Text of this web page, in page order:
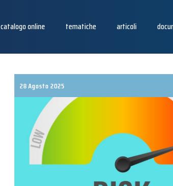
catalogo online tematiche articoli
28 Agosto 2025